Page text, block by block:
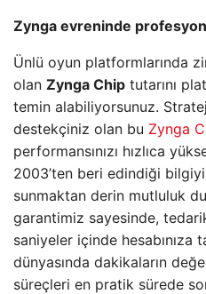
Zynga evreninde
Ünlü oyun platformlarında
olan Zynga Chip tutarını
temin alabiliyorsunuz.
destekçiniz olan bu Zynga
performansınızı hızlıca
2003’ten beri edindiği
sunmaktan derin mutluluk
garantimiz sayesinde, tedarik
saniyeler içinde hesabınıza
dünyasında dakikaların
süreçleri en pratik sürede